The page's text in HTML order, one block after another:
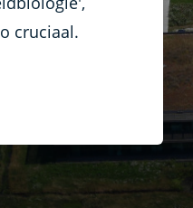
cruciaal.